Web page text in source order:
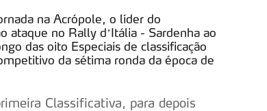
na Acrópole, o líder do
ataque no Rally d’Itália - Sardenha ao
das oito Especiais de classificação
da sétima ronda da época de
Classificativa, para depois